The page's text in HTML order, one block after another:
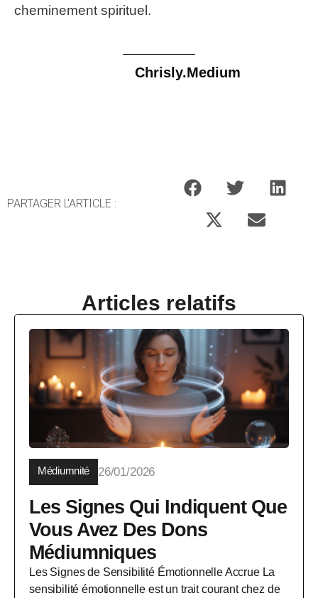
cheminement spirituel.
Chrisly.Medium
PARTAGER L'ARTICLE :
Articles relatifs
Médiumnité 26/01/2026
Les Signes Qui Indiquent Que
Vous Avez Des Dons
Médiumniques
Les Signes de Sensibilité Émotionnelle Accrue La
sensibilité émotionnelle est un trait courant chez de